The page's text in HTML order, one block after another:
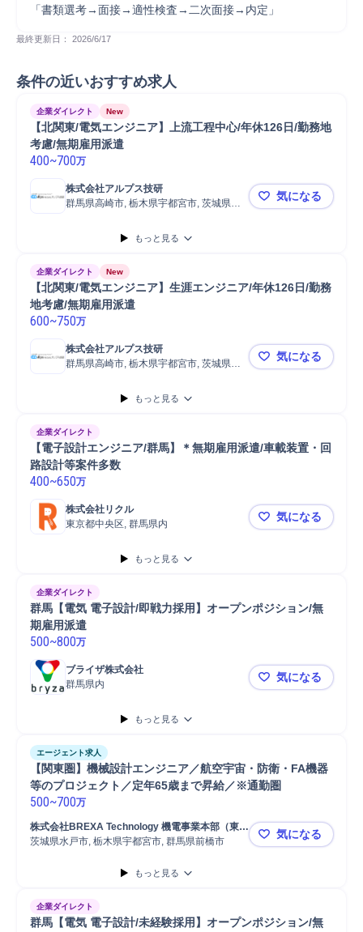
「書類選考→面接→適性検査→二次面接→内定」
最終更新日： 2026/6/17
条件の近いおすすめ求人
企業ダイレクト New
【北関東/電気エンジニア】上流工程中心/年休126日/勤務地
考慮/無期雇用派遣
400~700万
株式会社アルプス技研
群馬県高崎市, 栃木県宇都宮市, 茨城県日
【北関東/電
気になる
もっと見る
企業ダイレクト New
【北関東/電気エンジニア】生涯エンジニア/年休126日/勤務
地考慮/無期雇用派遣
600~750万
株式会社アルプス技研
群馬県高崎市, 栃木県宇都宮市, 茨城県日
【北関東/電
気になる
もっと見る
企業ダイレクト
【電子設計エンジニア/群馬】＊無期雇用派遣/車載装置・回
路設計等案件多数
400~650万
株式会社リクル
東京都中央区, 群馬県内
【電子設計
気になる
もっと見る
企業ダイレクト
群馬【電気 電子設計/即戦力採用】オープンポジション/無
期雇用派遣
500~800万
ブライザ株式会社
群馬県内
群馬【電気
気になる
もっと見る
エージェント求人
【関東圏】機械設計エンジニア／航空宇宙・防衛・FA機器
等のプロジェクト／定年65歳まで昇給／※通勤圏
500~700万
株式会社BREXA Technology 機電事業本部（東日
本）
茨城県水戸市, 栃木県宇都宮市, 群馬県前橋市 【関東圏】
気になる
もっと見る
企業ダイレクト
群馬【電気 電子設計/未経験採用】オープンポジション/無